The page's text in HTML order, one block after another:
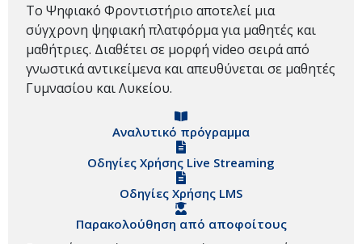
Το Ψηφιακό Φροντιστήριο αποτελεί μια
σύγχρονη ψηφιακή πλατφόρμα για μαθητές και
μαθήτριες. Διαθέτει σε μορφή video σειρά από
γνωστικά αντικείμενα και απευθύνεται σε μαθητές
Γυμνασίου και Λυκείου.
Αναλυτικό πρόγραμμα
Οδηγίες Χρήσης Live Streaming
Οδηγίες Χρήσης LMS
Παρακολούθηση από αποφοίτους